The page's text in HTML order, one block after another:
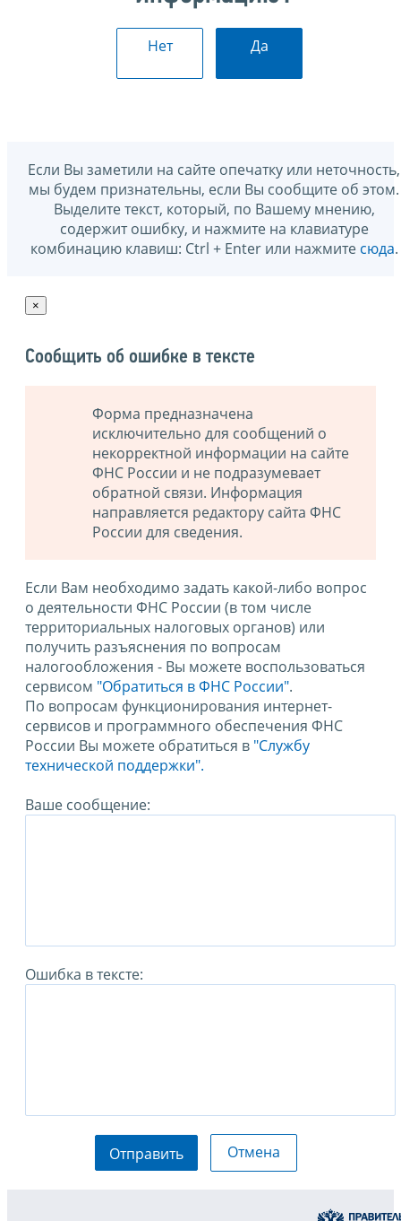
Нет Да
Если Вы заметили на сайте опечатку или неточность,
мы будем признательны, если Вы сообщите об этом.
Выделите текст, который, по Вашему мнению,
содержит ошибку, и нажмите на клавиатуре
комбинацию клавиш: Ctrl + Enter или нажмите сюда.
×
Сообщить об ошибке в тексте
Форма предназначена
исключительно для сообщений о
некорректной информации на сайте
ФНС России и не подразумевает
обратной связи. Информация
направляется редактору сайта ФНС
России для сведения.
Если Вам необходимо задать какой-либо вопрос
о деятельности ФНС России (в том числе
территориальных налоговых органов) или
получить разъяснения по вопросам
налогообложения - Вы можете воспользоваться
сервисом "Обратиться в ФНС России".
По вопросам функционирования интернет-
сервисов и программного обеспечения ФНС
России Вы можете обратиться в "Службу
технической поддержки".
Ваше сообщение:
Ошибка в тексте:
Отправить Отмена